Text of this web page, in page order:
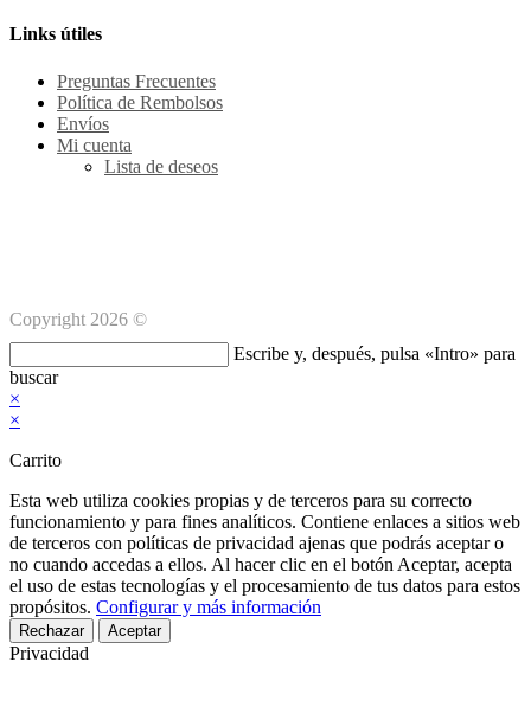
Links útiles
Preguntas Frecuentes
Política de Rembolsos
Envíos
Mi cuenta
Lista de deseos
Copyright 2026 ©
en
esta
web
Escribe y, después, pulsa «Intro» para
buscar
×
×
Carrito
Esta web utiliza cookies propias y de terceros para su correcto
funcionamiento y para fines analíticos. Contiene enlaces a sitios web
de terceros con políticas de privacidad ajenas que podrás aceptar o
no cuando accedas a ellos. Al hacer clic en el botón Aceptar, acepta
el uso de estas tecnologías y el procesamiento de tus datos para estos
propósitos. Configurar y más información
Rechazar Aceptar
Privacidad